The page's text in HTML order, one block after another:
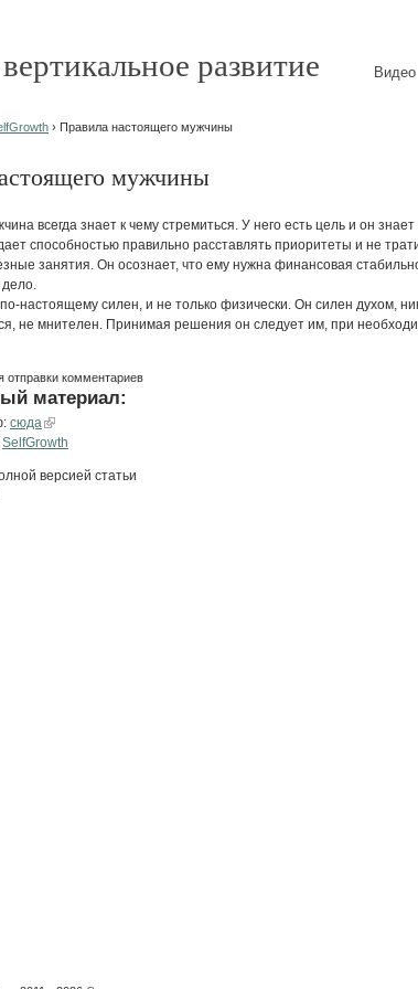
развитие Видео
› Правила настоящего мужчины
мужчины
всегда знает к чему стремиться. У него есть цель и он знает
способностью правильно расставлять приоритеты и не
занятия. Он осознает, что ему нужна финансовая
настоящему силен, и не только физически. Он силен духом,
не мнителен. Принимая решения он следует им, при
отправки комментариев
материал:
сюда
SelfGrowth
версией статьи